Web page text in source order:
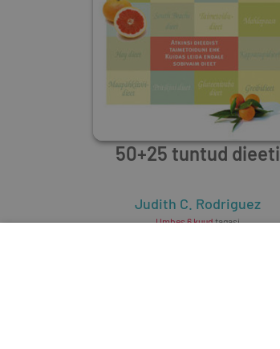
50+25 tuntud dieeti
Judith C. Rodriguez
Umbes 6 kuudtagasi